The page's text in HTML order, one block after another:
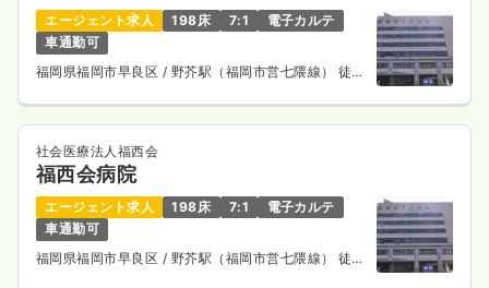
エージェント求人 198床 7:1
電子カルテ
車通勤可
福岡県福岡市早良区 / 野芥駅（福岡市営七隈線） 徒歩
社会医療法人福西会
福西会病院
エージェント求人 198床 7:1
電子カルテ
車通勤可
福岡県福岡市早良区 / 野芥駅（福岡市営七隈線） 徒歩